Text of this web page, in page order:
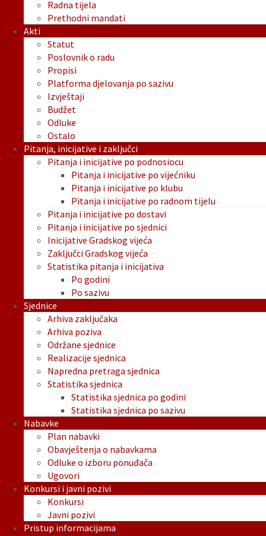
Radna tijela
Prethodni mandati
Akti
Statut
Poslovnik o radu
Propisi
Platforma djelovanja po sazivu
Izvještaji
Budžet
Odluke
Ostalo
Pitanja, inicijative i zaključci
Pitanja i inicijative po podnosiocu
Pitanja i inicijative po vijećniku
Pitanja i inicijative po klubu
Pitanja i inicijative po radnom tijelu
Pitanja i inicijative po dostavi
Pitanja i inicijative po sjednici
Inicijative Gradskog vijeća
Zaključci Gradskog vijeća
Statistika pitanja i inicijativa
Po godini
Po sazivu
Sjednice
Arhiva zaključaka
Arhiva poziva
Održane sjednice
Realizacije sjednica
Napredna pretraga sjednica
Statistika sjednica
Statistika sjednica po godini
Statistika sjednica po sazivu
Nabavke
Plan nabavki
Obavještenja o nabavkama
Odluke o izboru ponuđača
Ugovori
Konkursi i javni pozivi
Konkursi
Javni pozivi
Pristup informacijama